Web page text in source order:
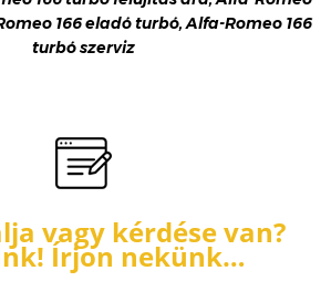
166 eladó turbó, Alfa-Romeo 166
turbó szerviz
vagy kérdése van?
Írjon nekünk…